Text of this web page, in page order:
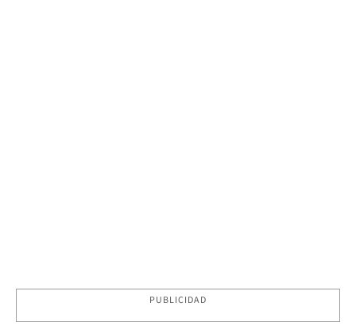
PUBLICIDAD